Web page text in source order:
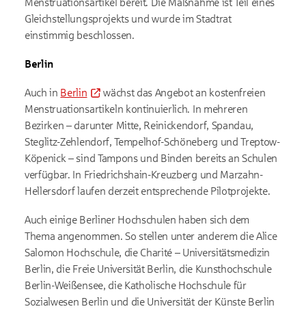
Gleichstellungsprojekts und wurde im Stadtrat
einstimmig beschlossen.
Berlin
Auch in Berlin
wächst das Angebot an kostenfreien
Menstruationsartikeln kontinuierlich. In mehreren
Bezirken – darunter Mitte, Reinickendorf, Spandau,
Steglitz-Zehlendorf, Tempelhof-Schöneberg und Treptow-
Köpenick – sind Tampons und Binden bereits an Schulen
verfügbar. In Friedrichshain-Kreuzberg und Marzahn-
Hellersdorf laufen derzeit entsprechende Pilotprojekte.
Auch einige Berliner Hochschulen haben sich dem
Thema angenommen. So stellen unter anderem die Alice
Salomon Hochschule, die Charité – Universitätsmedizin
Berlin, die Freie Universität Berlin, die Kunsthochschule
Berlin-Weißensee, die Katholische Hochschule für
Sozialwesen Berlin und die Universität der Künste Berlin